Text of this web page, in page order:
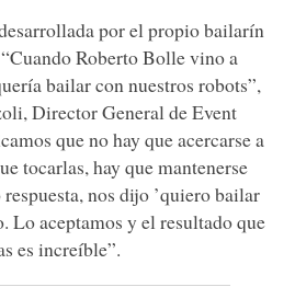
por el propio bailarín
Roberto Bolle vino a
bailar con nuestros robots”,
Director General de Event
que no hay que acercarse a
tocarlas, hay que mantenerse
nos dijo ’quiero bailar
Lo aceptamos y el resultado que
es increíble”.